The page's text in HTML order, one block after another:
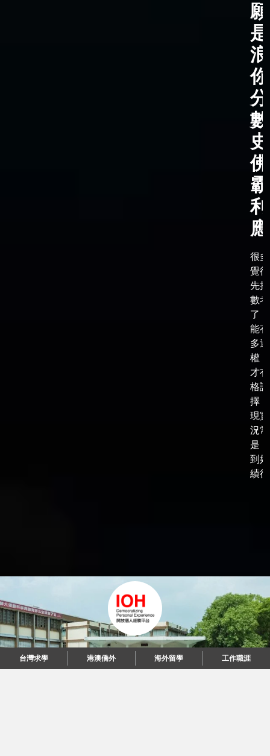
台灣求學 港澳僑外 海外留學 工作職涯
分
應
很
覺
先
數
了
能
多
權
才
格
擇
現
況常
是
到
績